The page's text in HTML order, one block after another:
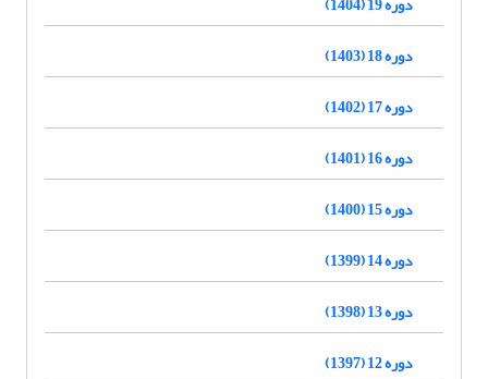
دوره 18 (1403)
دوره 17 (1402)
دوره 16 (1401)
دوره 15 (1400)
دوره 14 (1399)
دوره 13 (1398)
دوره 12 (1397)